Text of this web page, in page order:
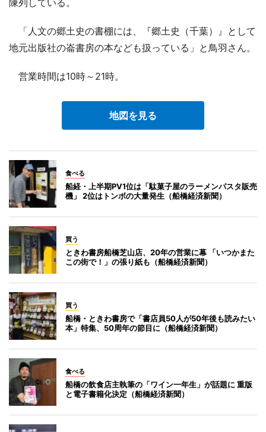
「人文の郷土史の書棚には、『郷土史（千葉）』として
地元出版社の崙書房の本なども扱っている」と鳥羽さん。
営業時間は10時～21時。
地図を見る
食べる
船経・上半期PV1位は「駄菓子屋のラーメンパスタ販売
機」 2位はトンボの大量発生（船橋経済新聞）
買う
ときわ書房船橋芝山店、20年の営業に幕 「いつかまた
この街で！」の張り紙も（船橋経済新聞）
買う
船橋・ときわ書房で「書店員50人が50年後も読みたい
本」特集、50周年の節目に（船橋経済新聞）
食べる
船橋の飲食店主執筆の「ワイン一年生」が話題に 重版
と電子書籍化決定（船橋経済新聞）